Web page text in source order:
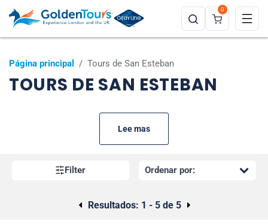
0
Página principal / Tours de San Esteban
TOURS DE SAN ESTEBAN
Lee mas
Filter
Resultados: 1 - 5 de 5